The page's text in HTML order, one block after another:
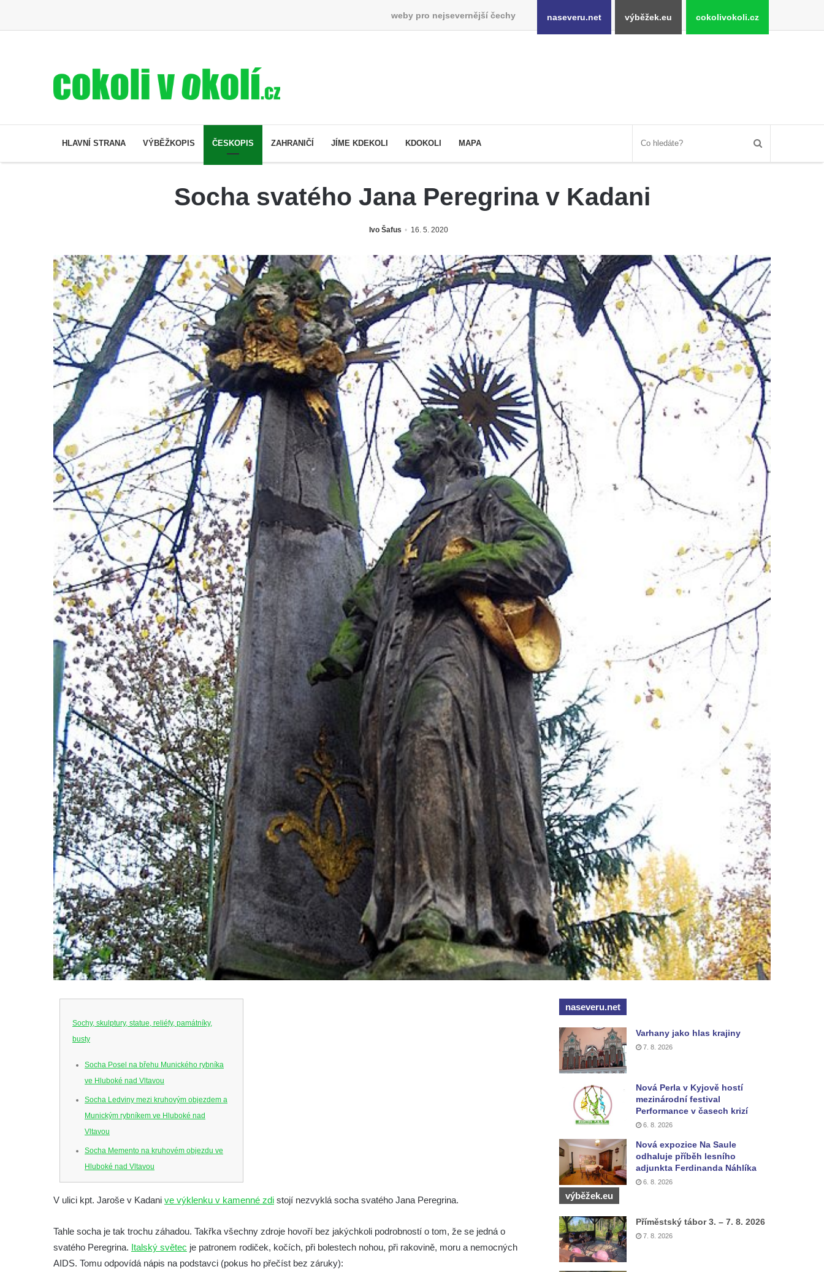
weby pro nejsevernější čechy naseveru.net výběžek.eu cokolivokoli.cz
HLAVNÍ STRANA VÝBĚŽKOPIS ČESKOPIS ZAHRANIČÍ JÍME KDEKOLI KDOKOLI MAPA
Socha svatého Jana Peregrina v Kadani
Ivo Šafus 16. 5. 2020
Sochy, skulptury, statue, reliéfy, památníky,
busty
Socha Posel na břehu Munického rybníka
ve Hluboké nad Vltavou
Socha Ledviny mezi kruhovým objezdem a
Munickým rybníkem ve Hluboké nad
Vltavou
Socha Memento na kruhovém objezdu ve
Hluboké nad Vltavou
Socha Smilodon v ZOO Hluboká
Socha Koroun bezzubý v ZOO Hluboká
Socha Plejtvák obrovský v ZOO Hluboká
V ulici kpt. Jaroše v Kadani ve výklenku v kamenné zdi stojí nezvyklá socha svatého Jana Peregrina.
Tahle socha je tak trochu záhadou. Takřka všechny zdroje hovoří bez jakýchkoli podrobností o tom, že se jedná o
svatého Peregrina. Italský světec je patronem rodiček, kočích, při bolestech nohou, při rakovině, moru a nemocných
AIDS. Tomu odpovídá nápis na podstavci (pokus ho přečíst bez záruky):
naseveru.net
Varhany jako hlas krajiny
7. 8. 2026
Nová Perla v Kyjově hostí
mezinárodní festival
Performance v časech krizí
6. 8. 2026
Nová expozice Na Saule
odhaluje příběh lesního
adjunkta Ferdinanda Náhlíka
6. 8. 2026
výběžek.eu
Příměstský tábor 3. – 7. 8. 2026
7. 8. 2026